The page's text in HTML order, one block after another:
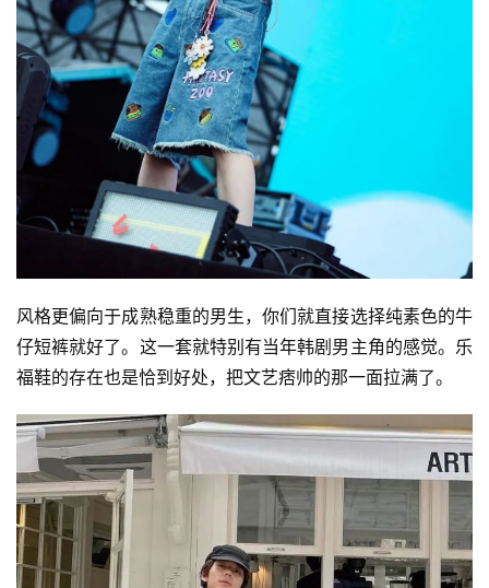
风格更偏向于成熟稳重的男生，你们就直接选择纯素色的牛
仔短裤就好了。这一套就特别有当年韩剧男主角的感觉。乐
福鞋的存在也是恰到好处，把文艺痞帅的那一面拉满了。